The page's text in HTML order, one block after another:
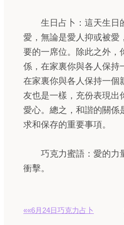
生日占卜：這天生日
愛，無論是愛人抑或被愛
要的一席位。除此之外，
係，在家裏你與各人保持
在家裏你與各人保持一個
友也是一樣，充份表現出
愛心。總之，和諧的關係
求和保存的重要事項。
巧克力蜜語：愛的力
衝擊。
««6月24日巧克力占卜